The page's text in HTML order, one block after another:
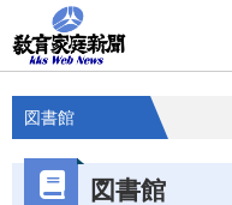
図書館
図書館